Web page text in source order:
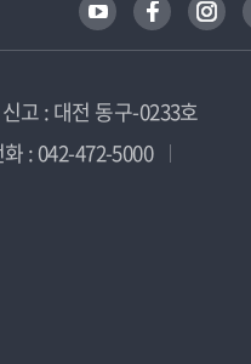
고 : 대전 동구-0233호
: 042-472-5000